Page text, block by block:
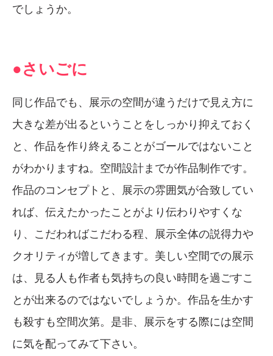
でしょうか。
●さいごに
同じ作品でも、展示の空間が違うだけで見え方に
大きな差が出るということをしっかり抑えておく
と、作品を作り終えることがゴールではないこと
がわかりますね。空間設計までが作品制作です。
作品のコンセプトと、展示の雰囲気が合致してい
れば、伝えたかったことがより伝わりやすくな
り、こだわればこだわる程、展示全体の説得力や
クオリティが増してきます。美しい空間での展示
は、見る人も作者も気持ちの良い時間を過ごすこ
とが出来るのではないでしょうか。作品を生かす
も殺すも空間次第。是非、展示をする際には空間
に気を配ってみて下さい。